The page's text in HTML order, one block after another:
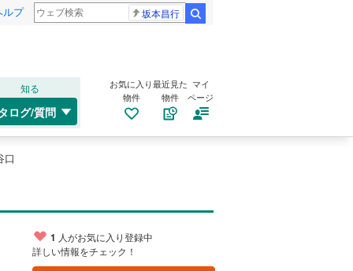
ルプ 坂本昌行
知る
ログ/質問
お気に入り
物件
最近見た
物件
マイ
ページ
口
1 人がお気に入り登録中
詳しい情報をチェック！